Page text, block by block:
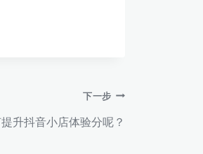
下一步
升抖音小店体验分呢？